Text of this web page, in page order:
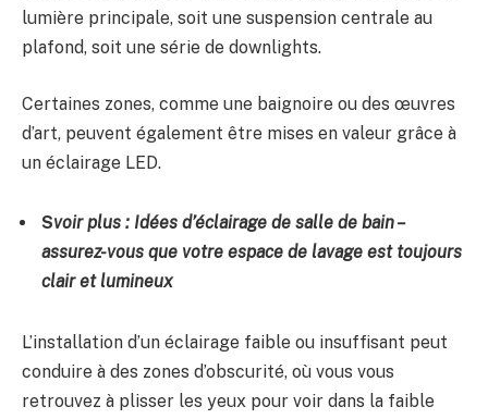
lumière principale, soit une suspension centrale au
plafond, soit une série de downlights.
Certaines zones, comme une baignoire ou des œuvres
d’art, peuvent également être mises en valeur grâce à
un éclairage LED.
Svoir plus : Idées d’éclairage de salle de bain–
assurez-vous que votre espace de lavage est toujours
clair et lumineux
L’installation d’un éclairage faible ou insuffisant peut
conduire à des zones d’obscurité, où vous vous
retrouvez à plisser les yeux pour voir dans la faible